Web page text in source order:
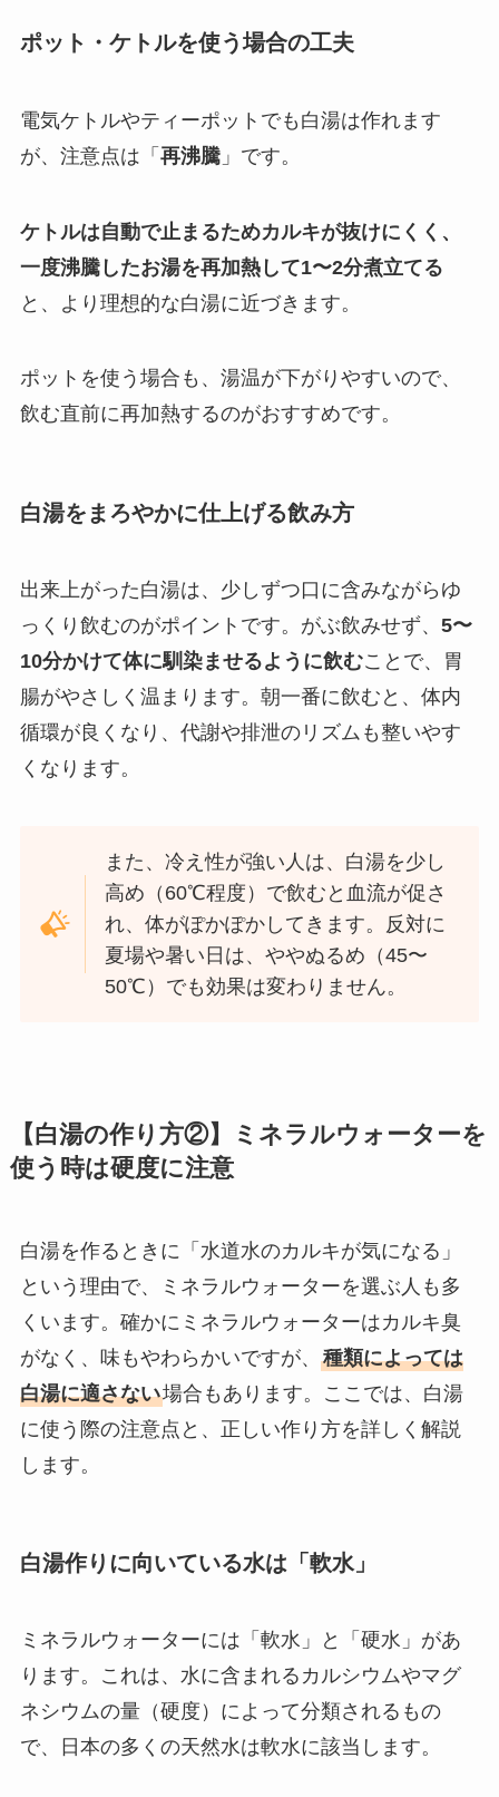
ポット・ケトルを使う場合の工夫
電気ケトルやティーポットでも白湯は作れます
が、注意点は「 再沸騰」です。
ケトルは自動で止まるためカルキが抜けにくく、
一度沸騰したお湯を再加熱して1〜2分煮立てる
と、より理想的な白湯に近づきます。
ポットを使う場合も、湯温が下がりやすいので、
飲む直前に再加熱するのがおすすめです。
白湯をまろやかに仕上げる飲み方
出来上がった白湯は、少しずつ口に含みながらゆ
っくり飲むのがポイントです。がぶ飲みせず、 5〜
10分かけて体に馴染ませるように飲むことで、胃
腸がやさしく温まります。朝一番に飲むと、体内
循環が良くなり、代謝や排泄のリズムも整いやす
くなります。
また、冷え性が強い人は、白湯を少し
高め（60℃程度）で飲むと血流が促さ
れ、体がぽかぽかしてきます。反対に
夏場や暑い日は、ややぬるめ（45〜
50℃）でも効果は変わりません。
【白湯の作り方②】ミネラルウォーターを
使う時は硬度に注意
白湯を作るときに「水道水のカルキが気になる」
という理由で、ミネラルウォーターを選ぶ人も多
くいます。確かにミネラルウォーターはカルキ臭
がなく、味もやわらかいですが、 種類によっては
白湯に適さない場合もあります。ここでは、白湯
に使う際の注意点と、正しい作り方を詳しく解説
します。
白湯作りに向いている水は「軟水」
ミネラルウォーターには「軟水」と「硬水」があ
ります。これは、水に含まれるカルシウムやマグ
ネシウムの量（硬度）によって分類されるもの
で、日本の多くの天然水は軟水に該当します。